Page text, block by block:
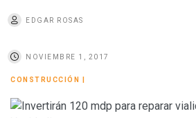
EDGAR ROSAS
NOVIEMBRE 1, 2017
CONSTRUCCIÓN